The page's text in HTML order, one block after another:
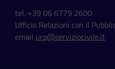
tel. +39 06 6779 2600
Ufficio Relazioni con il
email urp@serviziocivile.it